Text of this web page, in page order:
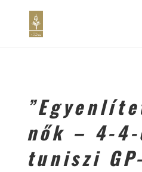
nők – 4-4-
tuniszi